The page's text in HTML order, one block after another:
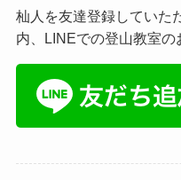
杣人を友達登録していた
内、LINEでの登山教室の